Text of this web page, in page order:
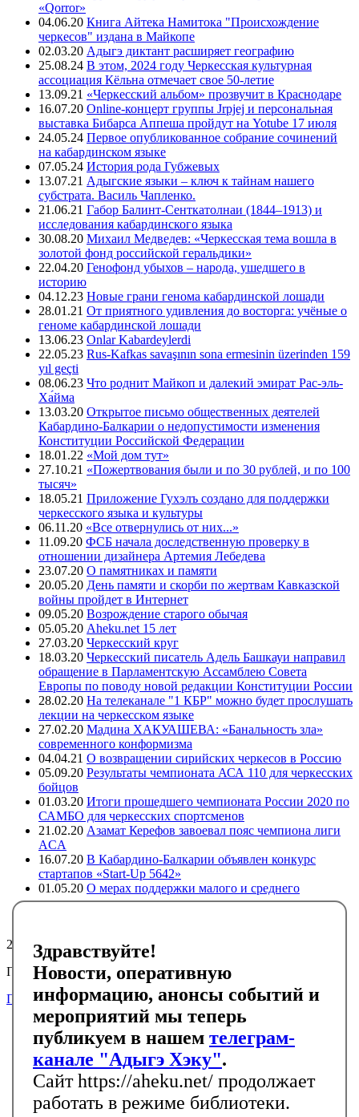
«Qorror»
04.06.20 Книга Айтека Намитока "Происхождение
черкесов" издана в Майкопе
02.03.20 Адыгэ диктант расширяет географию
25.08.24 В этом, 2024 году Черкесская культурная
ассоциация Кёльна отмечает свое 50-летие
13.09.21 «Черкесский альбом» прозвучит в Краснодаре
16.07.20 Online-концерт группы Jrpjej и персональная
выставка Бибарса Аппеша пройдут на Yotube 17 июля
24.05.24 Первое опубликованное собрание сочинений
на кабардинском языке
07.05.24 История рода Губжевых
13.07.21 Адыгские языки – ключ к тайнам нашего
субстрата. Василь Чапленко.
21.06.21 Габор Балинт-Сенткатолнаи (1844–1913) и
исследования кабардинского языка
30.08.20 Михаил Медведев: «Черкесская тема вошла в
золотой фонд российской геральдики»
22.04.20 Генофонд убыхов – народа, ушедшего в
историю
04.12.23 Новые грани генома кабардинской лошади
28.01.21 От приятного удивления до восторга: учёные о
геноме кабардинской лошади
13.06.23 Onlar Kabardeylerdi
22.05.23 Rus-Kafkas savaşının sona ermesinin üzerinden 159
yıl geçti
08.06.23 Что роднит Майкоп и далекий эмират Рас-эль-
Ха́йма
13.03.20 Открытое письмо общественных деятелей
Кабардино-Балкарии о недопустимости изменения
Конституции Российской Федерации
18.01.22 «Мой дом тут»
27.10.21 «Пожертвования были и по 30 рублей, и по 100
тысяч»
18.05.21 Приложение Гухэлъ создано для поддержки
черкесского языка и культуры
06.11.20 «Все отвернулись от них...»
11.09.20 ФСБ начала доследственную проверку в
отношении дизайнера Артемия Лебедева
23.07.20 О памятниках и памяти
20.05.20 День памяти и скорби по жертвам Кавказской
войны пройдет в Интернет
09.05.20 Возрождение старого обычая
05.05.20 Aheku.net 15 лет
27.03.20 Черкесский круг
18.03.20 Черкесский писатель Адель Башкауи направил
обращение в Парламентскую Ассамблею Совета
Европы по поводу новой редакции Конституции России
28.02.20 На телеканале "1 КБР" можно будет прослушать
лекции на черкесском языке
27.02.20 Мадина ХАКУАШЕВА: «Банальность зла»
современного конформизма
04.04.21 О возвращении сирийских черкесов в Россию
05.09.20 Результаты чемпионата АСА 110 для черкесских
бойцов
01.03.20 Итоги прошедшего чемпионата России 2020 по
САМБО для черкесских спортсменов
21.02.20 Азамат Керефов завоевал пояс чемпиона лиги
ACA
16.07.20 В Кабардино-Балкарии объявлен конкурс
стартапов «Start-Up 5642»
01.05.20 О мерах поддержки малого и среднего
предпринимательства в регионах компактного
25934
Подписывайтесь на черкесский инфоканал в Telegram
Подписаться
Главная
Новости
События
Библиотека
Галерея
Контакты
Здравствуйте!
Новости, оперативную
информацию, анонсы событий и
мероприятий мы теперь
публикуем в нашем телеграм-
канале "Адыгэ Хэку".
Сайт https://aheku.net/ продолжает
работать в режиме библиотеки.